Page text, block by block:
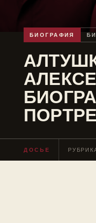
БИОГРАФИЯ
ДОСЬЕ